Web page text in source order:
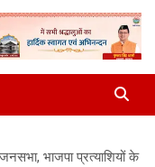
भाजपा प्रत्‍याशियों के